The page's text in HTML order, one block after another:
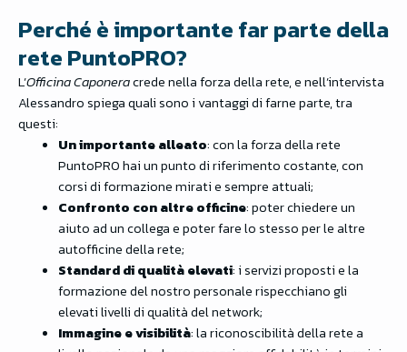
Perché è importante far parte della
rete PuntoPRO?
L’Officina Caponeracrede nella forza della rete, e nell’intervista
Alessandro spiega quali sono i vantaggi di farne parte, tra
questi:
Un importante alleato: con la forza della rete
PuntoPRO hai un punto di riferimento costante, con
corsi di formazione mirati e sempre attuali;
Confronto con altre officine: poter chiedere un
aiuto ad un collega e poter fare lo stesso per le altre
autofficine della rete;
Standard di qualità elevati: i servizi proposti e la
formazione del nostro personale rispecchiano gli
elevati livelli di qualità del network;
Immagine e visibilità: la riconoscibilità della rete a